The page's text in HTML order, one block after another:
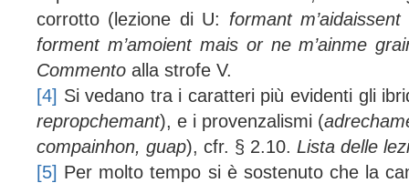
corrotto (lezione di U: formant
forment m’amoient mais or ne m’ainme
Commento alla strofe V.
[4] Si vedano tra i caratteri più evidenti gli
repropchemant), e i provenzalismi (
compainhon, guap), cfr. § 2.10. Lista delle
[5] Per molto tempo si è sostenuto che la